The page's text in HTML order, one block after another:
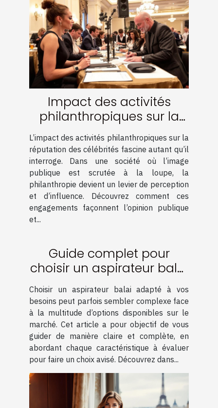
Impact des activités
philanthropiques sur la
réputation des célébrités
L’impact des activités philanthropiques sur la
réputation des célébrités fascine autant qu’il
interroge. Dans une société où l’image
publique est scrutée à la loupe, la
philanthropie devient un levier de perception
et d’influence. Découvrez comment ces
engagements façonnent l’opinion publique
et...
Guide complet pour
choisir un aspirateur balai
adapté à vos besoins
Choisir un aspirateur balai adapté à vos
besoins peut parfois sembler complexe face
à la multitude d’options disponibles sur le
marché. Cet article a pour objectif de vous
guider de manière claire et complète, en
abordant chaque caractéristique à évaluer
pour faire un choix avisé. Découvrez dans...